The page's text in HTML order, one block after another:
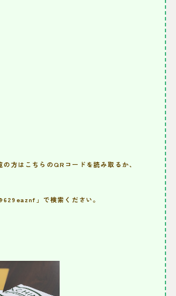
の方はこちらのQRコードを読み取るか、
」で検索ください。